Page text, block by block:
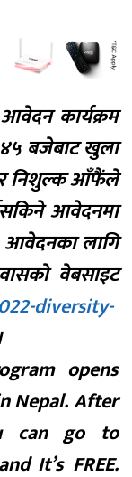
कार्यक्रम
बजेबाट खुला
निशुल्क आँफैंले
आवेदनमा
आवेदनका लागि
वेबसाइट
diversity-
opens
Nepal. After
can go to
It’s FREE.